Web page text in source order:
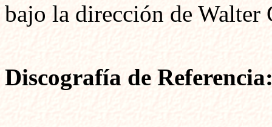
bajo la dirección de Walter
Discografía de